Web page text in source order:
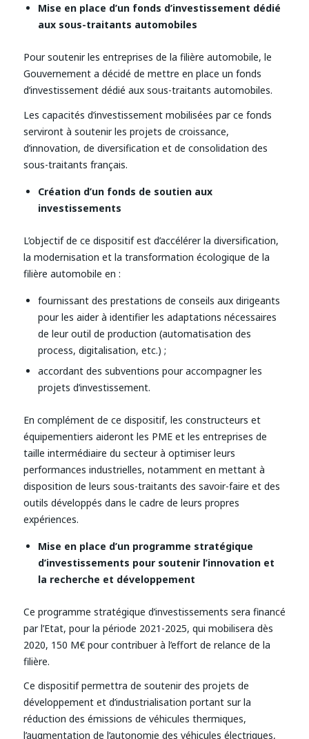
Mise en place d’un fonds d’investissement dédié
aux sous-traitants automobiles
Pour soutenir les entreprises de la filière automobile, le
Gouvernement a décidé de mettre en place un fonds
d’investissement dédié aux sous-traitants automobiles.
Les capacités d’investissement mobilisées par ce fonds
serviront à soutenir les projets de croissance,
d’innovation, de diversification et de consolidation des
sous-traitants français.
Création d’un fonds de soutien aux
investissements
L’objectif de ce dispositif est d’accélérer la diversification,
la modernisation et la transformation écologique de la
filière automobile en :
fournissant des prestations de conseils aux dirigeants
pour les aider à identifier les adaptations nécessaires
de leur outil de production (automatisation des
process, digitalisation, etc.) ;
accordant des subventions pour accompagner les
projets d’investissement.
En complément de ce dispositif, les constructeurs et
équipementiers aideront les PME et les entreprises de
taille intermédiaire du secteur à optimiser leurs
performances industrielles, notamment en mettant à
disposition de leurs sous-traitants des savoir-faire et des
outils développés dans le cadre de leurs propres
expériences.
Mise en place d’un programme stratégique
d’investissements pour soutenir l’innovation et
la recherche et développement
Ce programme stratégique d’investissements sera financé
par l’Etat, pour la période 2021-2025, qui mobilisera dès
2020, 150 M€ pour contribuer à l’effort de relance de la
filière.
Ce dispositif permettra de soutenir des projets de
développement et d’industrialisation portant sur la
réduction des émissions de véhicules thermiques,
l’augmentation de l’autonomie des véhicules électriques,